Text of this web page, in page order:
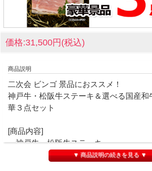
価格:31,500円(税込)
商品説明
二次会 ビンゴ 景品におススメ！
神戸牛・松阪牛ステーキ＆選べる国産和
華３点セット
[商品内容]
・神戸牛・松阪牛ステーキ
・選べる国産和牛Aコース▼ 商品説明の続きを見る ▼